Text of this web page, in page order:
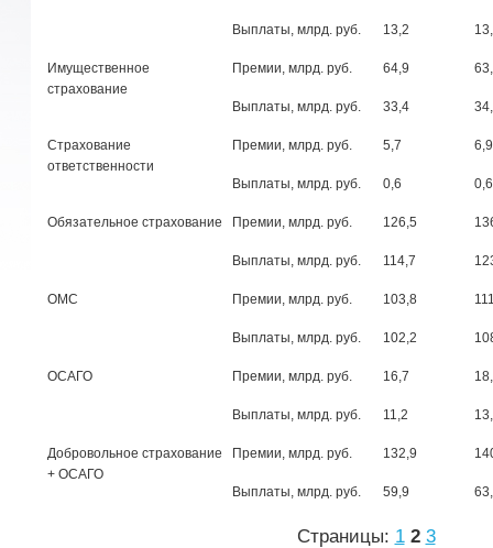
Выплаты, млрд. руб. 13,2
Имущественное
страхование
Премии, млрд. руб. 64,9
Выплаты, млрд. руб. 33,4
Страхование
ответственности
Премии, млрд. руб. 5,7 6,9
Выплаты, млрд. руб. 0,6
Обязательное страхование Премии, млрд. руб. 126,5
Выплаты, млрд. руб. 114,7
ОМС Премии, млрд. руб. 103,8
Выплаты, млрд. руб. 102,2
ОСАГО Премии, млрд. руб. 16,7
Выплаты, млрд. руб. 11,2
Добровольное страхование
+ ОСАГО
Премии, млрд. руб. 132,9
Выплаты, млрд. руб. 59,9
Страницы: 1 2 3